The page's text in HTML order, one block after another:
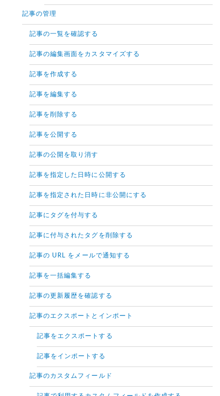
記事の管理
記事の一覧を確認する
記事の編集画面をカスタマイズする
記事を作成する
記事を編集する
記事を削除する
記事を公開する
記事の公開を取り消す
記事を指定した日時に公開する
記事を指定された日時に非公開にする
記事にタグを付与する
記事に付与されたタグを削除する
記事の URL をメールで通知する
記事を一括編集する
記事の更新履歴を確認する
記事のエクスポートとインポート
記事をエクスポートする
記事をインポートする
記事のカスタムフィールド